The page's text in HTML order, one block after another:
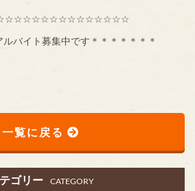
バイト募集中です＊＊＊＊＊＊＊
一覧に戻る
ゴリー CATEGORY